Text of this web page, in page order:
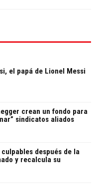
el papá de Lionel Messi
crean un fondo para
sindicatos aliados
culpables después de la
y recalcula su